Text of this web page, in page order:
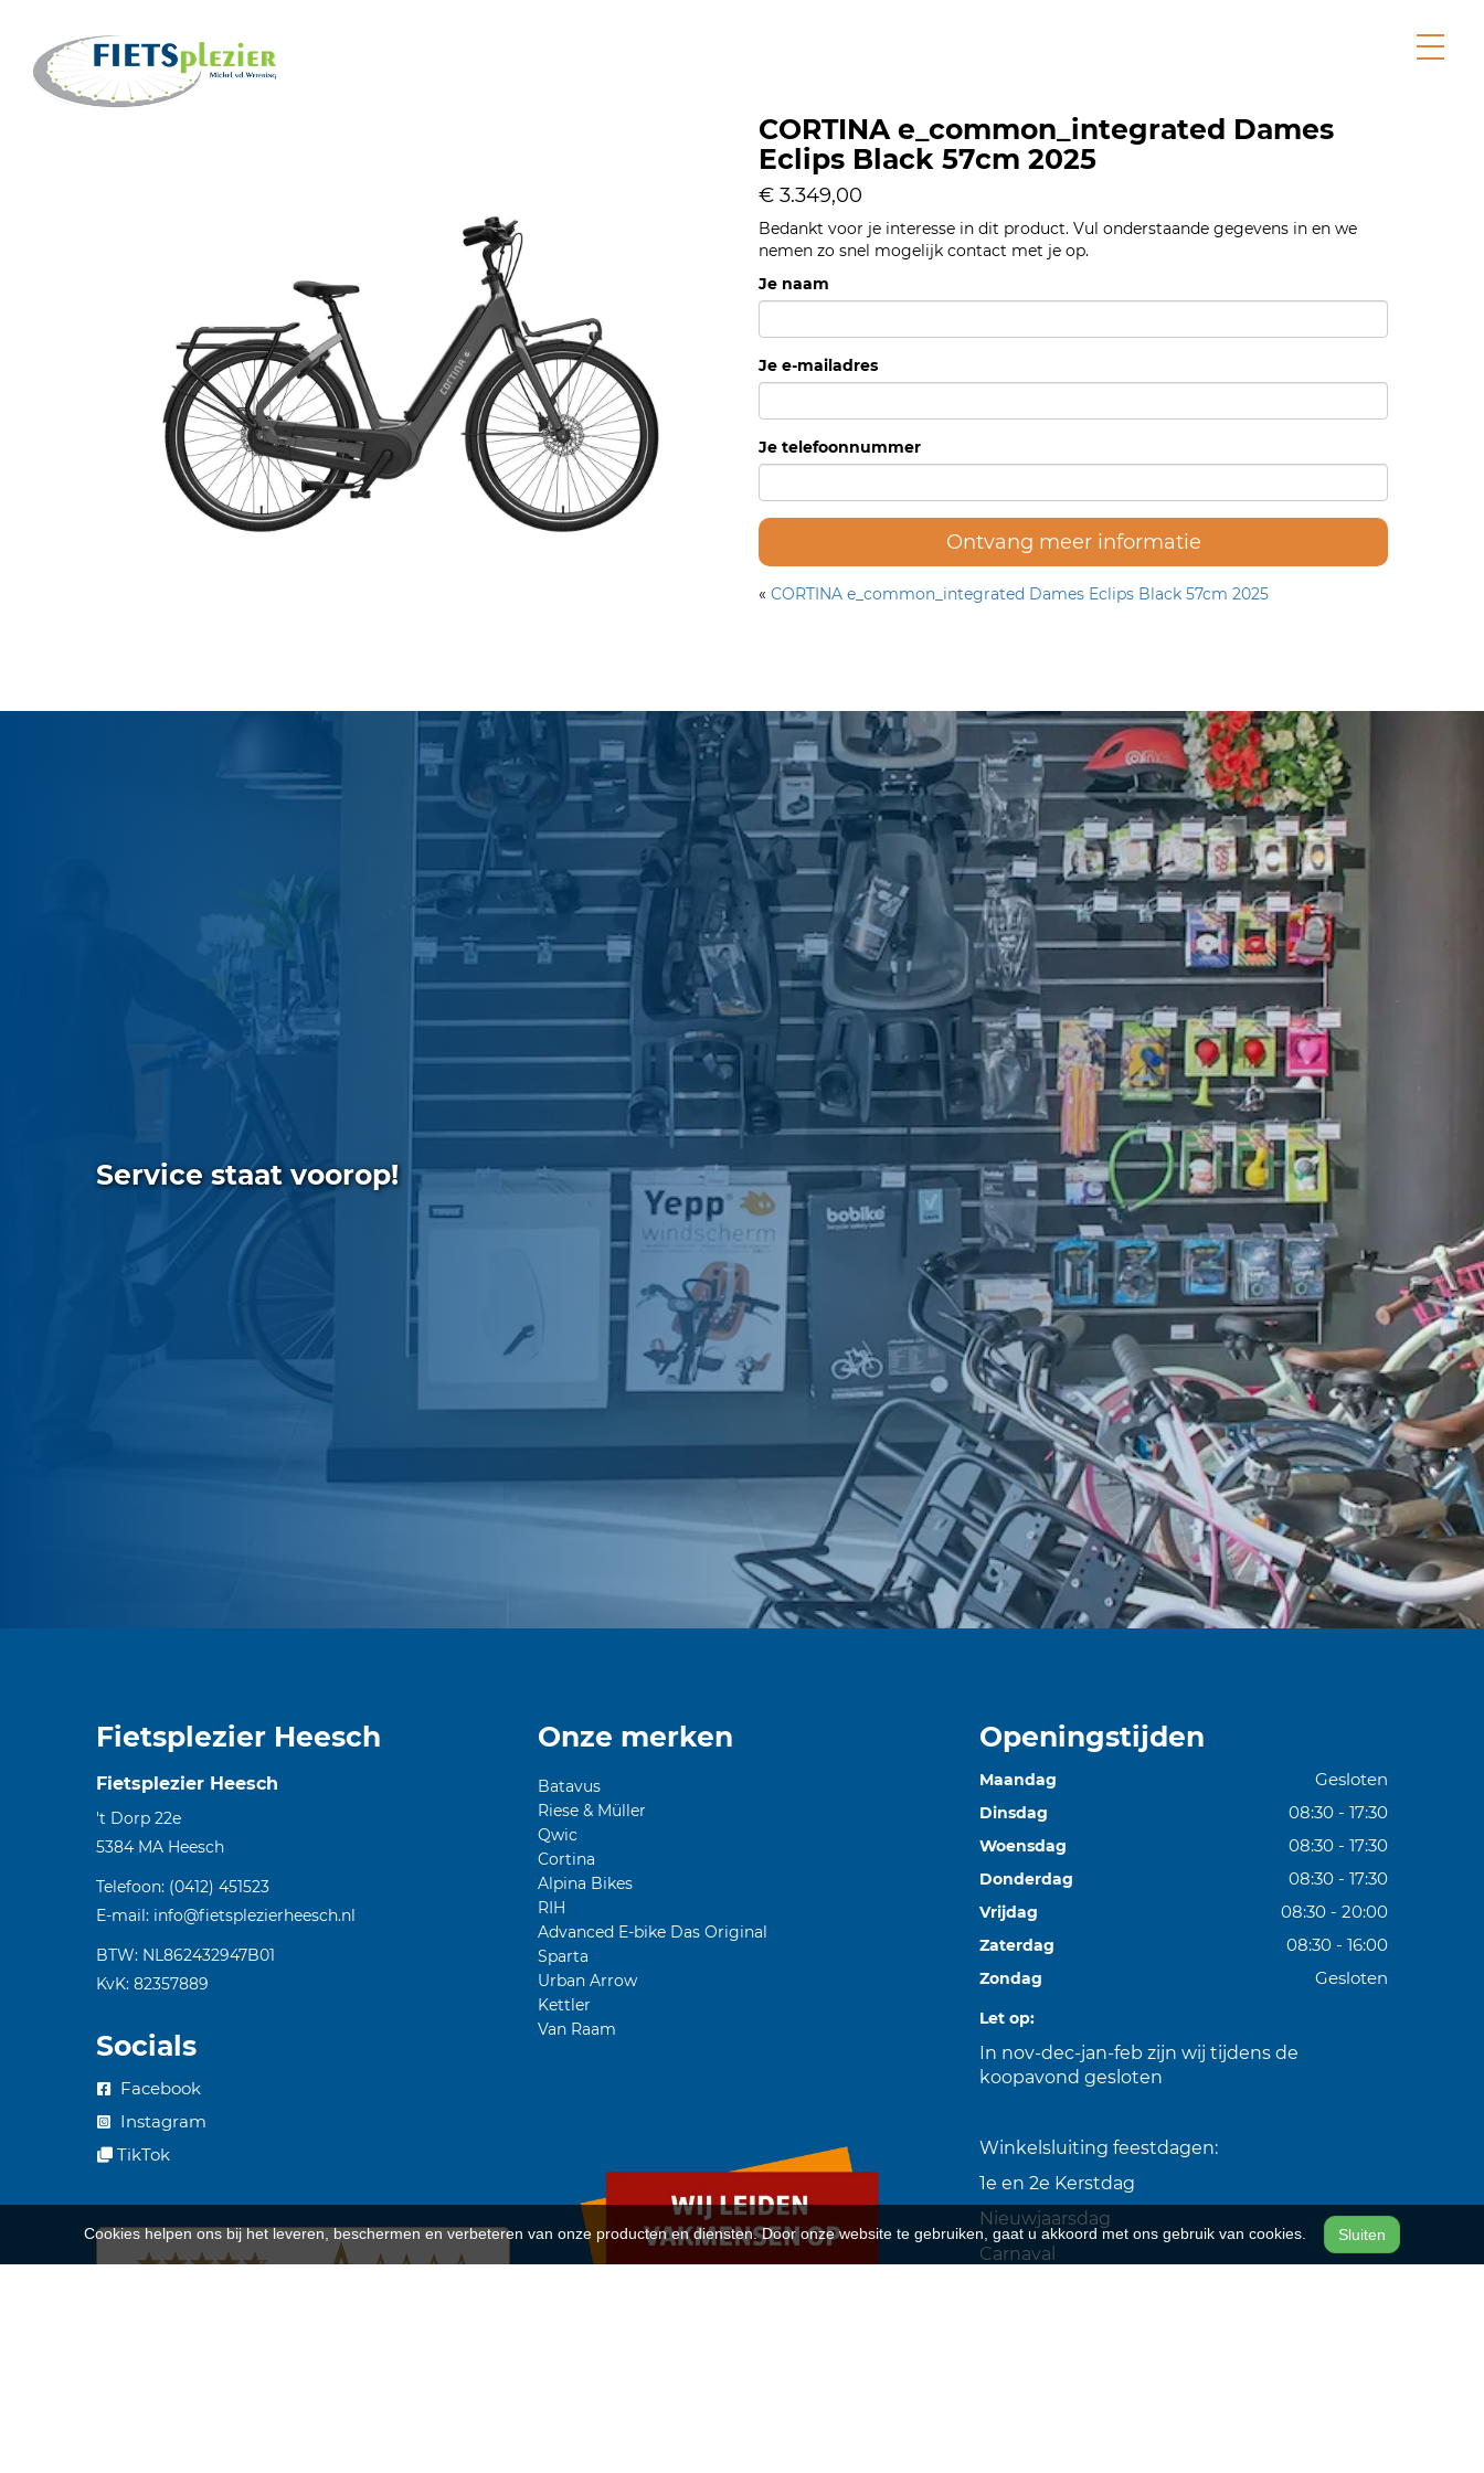
CORTINA e_common_integrated Dames
Eclips Black 57cm 2025
€ 3.349,00
Bedankt voor je interesse in dit product. Vul onderstaande gegevens in en we
nemen zo snel mogelijk contact met je op.
Je naam
Je e-mailadres
Je telefoonnummer
Ontvang meer informatie
« CORTINA e_common_integrated Dames Eclips Black 57cm 2025
Service staat voorop!
Fietsplezier Heesch
Fietsplezier Heesch
't Dorp 22e
5384 MA Heesch
Telefoon: (0412) 451523
E-mail: info@fietsplezierheesch.nl
BTW: NL862432947B01
KvK: 82357889
Socials
Facebook
Instagram
TikTok
Onze merken
Batavus
Riese & Müller
Qwic
Cortina
Alpina Bikes
RIH
Advanced E-bike Das Original
Sparta
Urban Arrow
Kettler
Van Raam
Openingstijden
Maandag Gesloten
Dinsdag 08:30 - 17:30
Woensdag 08:30 - 17:30
Donderdag 08:30 - 17:30
Vrijdag 08:30 - 20:00
Zaterdag 08:30 - 16:00
Zondag Gesloten
Let op:
In nov-dec-jan-feb zijn wij tijdens de
koopavond gesloten
Winkelsluiting feestdagen:
1e en 2e Kerstdag
Nieuwjaarsdag
Carnaval
Cookies helpen ons bij het leveren, beschermen en verbeteren van onze producten en diensten. Door onze website te gebruiken, gaat u akkoord met ons gebruik van cookies. Sluiten